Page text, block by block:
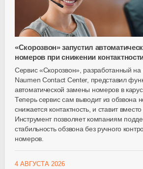
«Скорозвон» запустил
номеров при снижении
Сервис «Скорозвон», разработанный
Naumen Contact Center, представил
автоматической замены номеров в
Теперь сервис сам выводит из обзвона
снижается контактность, и ставит
Инструмент позволяет компаниям
стабильность обзвона без ручного
номеров.
4 АВГУСТА 2026